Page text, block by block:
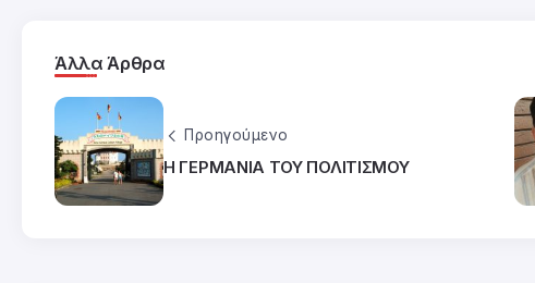
Άλλα Άρθρα
Προηγούμενο
Η ΓΕΡΜΑΝΙΑ ΤΟΥ ΠΟΛΙΤΙΣΜΟΥ